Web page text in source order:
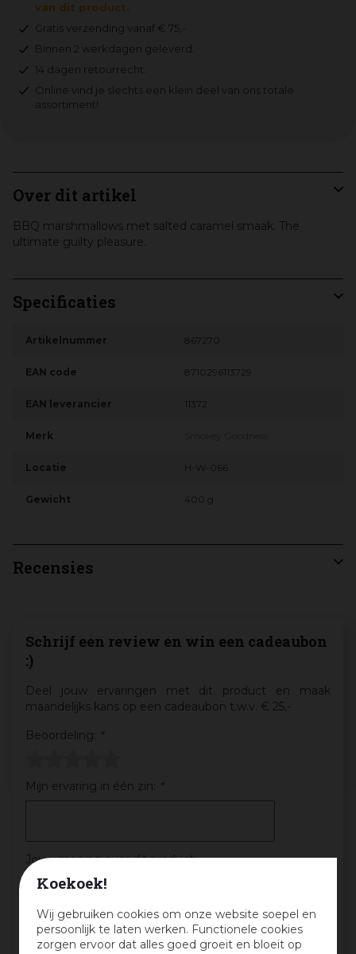
Koekoek!
Wij gebruiken cookies om onze website soepel en
persoonlijk te laten werken. Functionele cookies
zorgen ervoor dat alles goed groeit en bloeit op
van dit product.
Gratis verzending vanaf € 75,-
Binnen 2 werkdagen geleverd.
14 dagen retourrecht.
Online vind je slechts een klein deel van ons totale
assortiment!
Over dit artikel
BBQ marshmallows met salted caramel smaak. The
ultimate guilty pleasure.
Specificaties
Artikelnummer 867270
EAN code 8710296113729
EAN leverancier 11372
Merk
Locatie H-W-066
Gewicht 400 g
Recensies
Schrijf een review en win een cadeaubon
:)
Deel jouw ervaringen met dit product en maak
maandelijks kans op een cadeaubon t.w.v. € 25,-
Beoordeling:
*
Mijn ervaring in één zin: *
Jouw mening over dit product: